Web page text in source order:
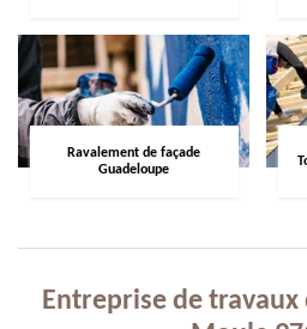
Ravalement de façade
Guadeloupe
Entreprise de travaux